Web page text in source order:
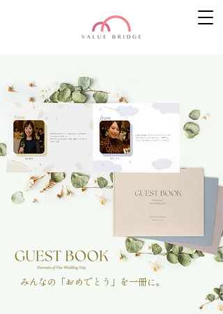
みんなの「おめでとう」を一冊に。